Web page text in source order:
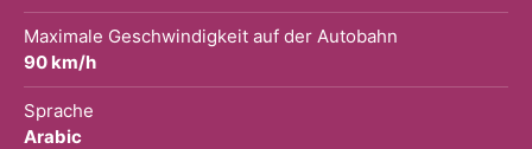
Maximale Geschwindigkeit auf der Autobahn
90 km/h
Sprache
Arabic